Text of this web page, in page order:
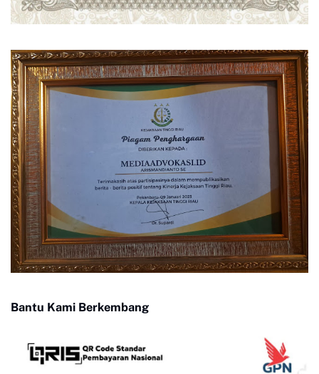
Bantu Kami Berkembang